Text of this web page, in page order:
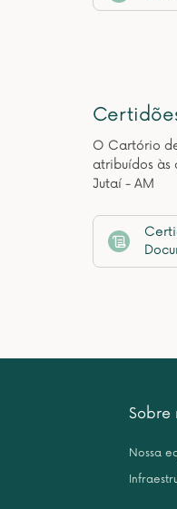
O Cartório
atribuídos às
Jutaí - AM
Sobre
Nossa